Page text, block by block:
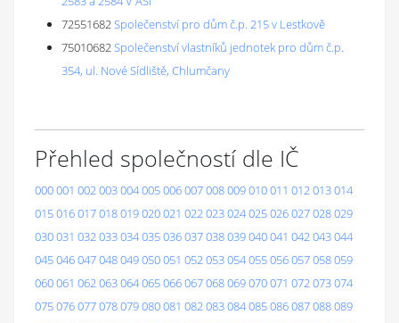
72551682Společenství pro dům č.p. 215 v Lestkově
75010682Společenství vlastníků jednotek pro dům č.p.
354, ul. Nové Sídliště, Chlumčany
Přehled společností dle IČ
000001 002003004005006007008009010011 012013014
015016017018019020021 022023024025026027028029
030031 032033034035036037038039040041 042043044
045046047048049050051 052053054055056057058059
060061 062063064065066067068069070071 072073074
075076077078079080081 082083084085086087088089